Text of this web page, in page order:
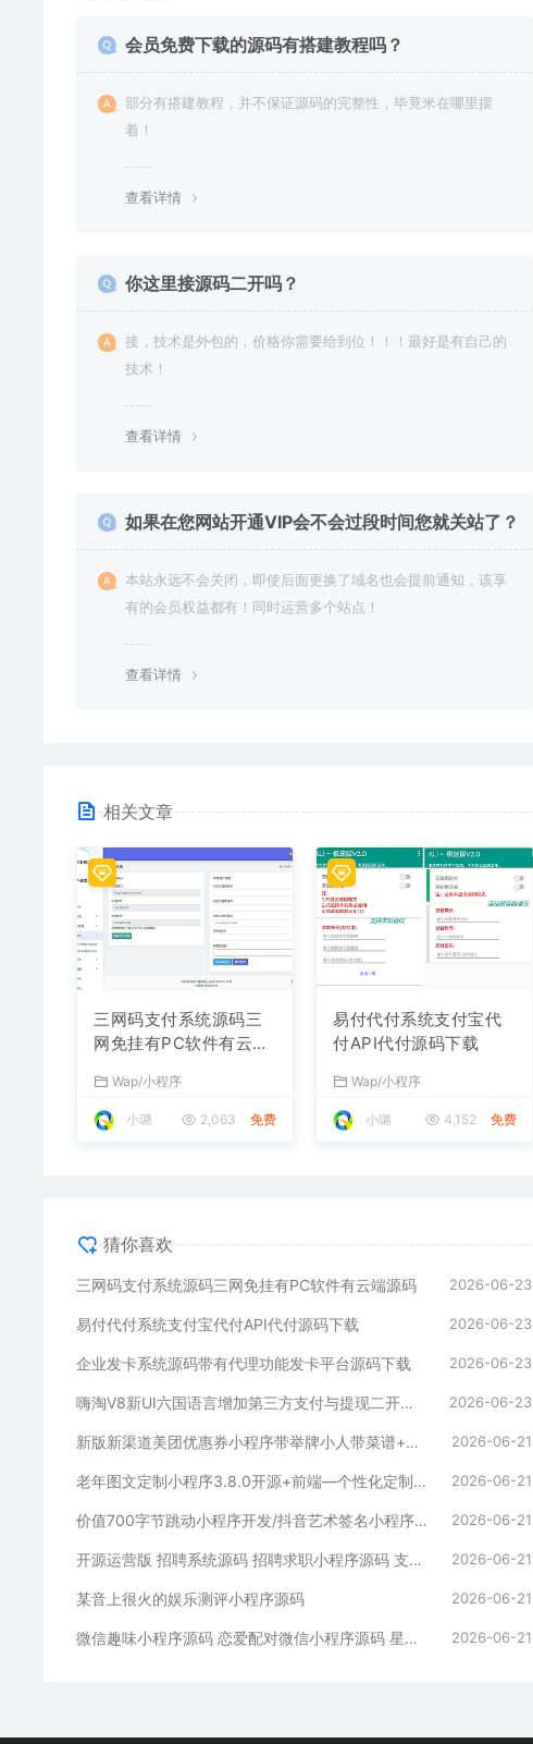
会员免费下载的源码有搭建教程吗？
部分有搭建教程，并不保证源码的完整性，毕竟米在哪里摆
着！
查看详情
你这里接源码二开吗？
接，技术是外包的，价格你需要给到位！！！最好是有自己的
技术！
查看详情
如果在您网站开通VIP会不会过段时间您就关站了？
本站永远不会关闭，即使后面更换了域名也会提前通知，该享
有的会员权益都有！同时运营多个站点！
查看详情
相关文章
三网码支付系统源码三
网免挂有PC软件有云端
Wap/小程序
小璐 2,063 免费
易付代付系统支付宝代
付API代付源码下载
Wap/小程序
小璐 4,152 免费
猜你喜欢
三网码支付系统源码三网免挂有PC软件有云端源码 2026-06-23
易付代付系统支付宝代付API代付源码下载 2026-06-23
企业发卡系统源码带有代理功能发卡平台源码下载 2026-06-23
嗨淘V8新UI六国语言增加第三方支付与提现二开源码下载 2026-06-23
新版新渠道美团优惠券小程序带举牌小人带菜谱+流量主模式 2026-06-21
老年图文定制小程序3.8.0开源+前端—个性化定制服务 2026-06-21
价值700字节跳动小程序开发/抖音艺术签名小程序源码/艺术签名设计小程序源码 2026-06-21
开源运营版 招聘系统源码 招聘求职小程序源码 支持在线报名参加招聘 2026-06-21
某音上很火的娱乐测评小程序源码 2026-06-21
微信趣味小程序源码 恋爱配对微信小程序源码 星座男女配对微信小程序源码 2026-06-21